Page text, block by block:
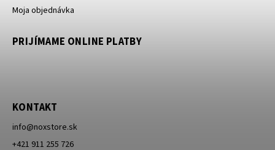
Moja objednávka
PRIJÍMAME ONLINE PLATBY
KONTAKT
info@noxstore.sk
+421 911 255 726